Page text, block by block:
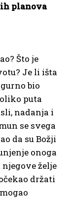
planova
Što je
Je li išta
bio
puta
nadanja i
se svega
da su Božji
onoga
njegove želje
držati